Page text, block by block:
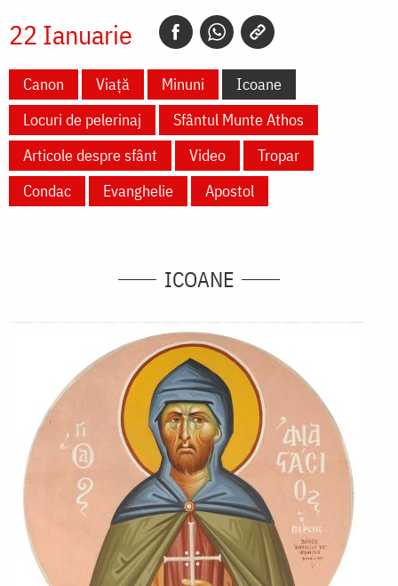
22 Ianuarie
Canon Viață Minuni
Icoane
Locuri de pelerinaj
Sfântul Munte Athos
Articole despre sfânt
Video
Tropar
Condac
Evanghelie Apostol
ICOANE